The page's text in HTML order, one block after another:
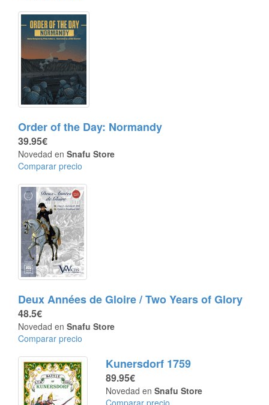
Order of the Day: Normandy
39.95€
Novedad en Snafu Store
Comparar precio
Deux Années de Gloire / Two Years of Glory
48.5€
Novedad en Snafu Store
Comparar precio
Kunersdorf 1759
89.95€
Novedad en Snafu Store
Comparar precio